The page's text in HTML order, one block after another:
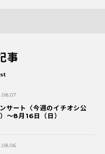
事
サート〈今週のイチオシ公
～8月16日（日）